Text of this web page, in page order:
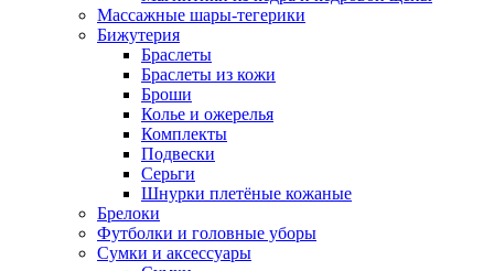
Массажные шары-тегерики
Бижутерия
Браслеты
Браслеты из кожи
Броши
Колье и ожерелья
Комплекты
Подвески
Серьги
Шнурки плетёные кожаные
Брелоки
Футболки и головные уборы
Сумки и аксессуары